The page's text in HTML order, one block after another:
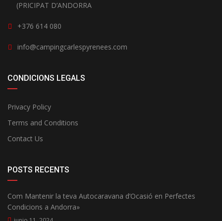
(PRICIPAT D’ANDORRA
+376 614 080
info@campingcarlespyrenees.com
CONDICIONS LEGALS
Privacy Policy
Terms and Conditions
Contact Us
POSTS RECENTS
Com Mantenir la teva Autocaravana d’Ocasió en Perfectes
Condicions a Andorra»